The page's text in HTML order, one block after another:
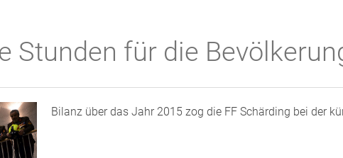
Stunden für die
Bilanz über das Jahr 2015 zog die FF Schärding bei der